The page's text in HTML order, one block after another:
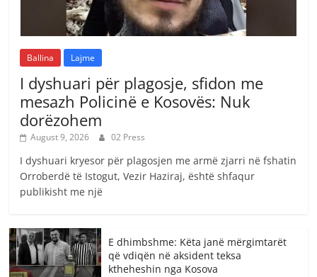
Ballina Lajme
I dyshuari për plagosje, sfidon me
mesazh Policinë e Kosovës: Nuk
dorëzohem
August 9, 2026 02 Press
I dyshuari kryesor për plagosjen me armë zjarri në fshatin
Orroberdë të Istogut, Vezir Haziraj, është shfaqur
publikisht me një
E dhimbshme: Këta janë mërgimtarët
që vdiqën në aksident teksa
ktheheshin nga Kosova